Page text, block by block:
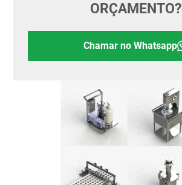
ORÇAMENTO?
Chamar no Whatsapp